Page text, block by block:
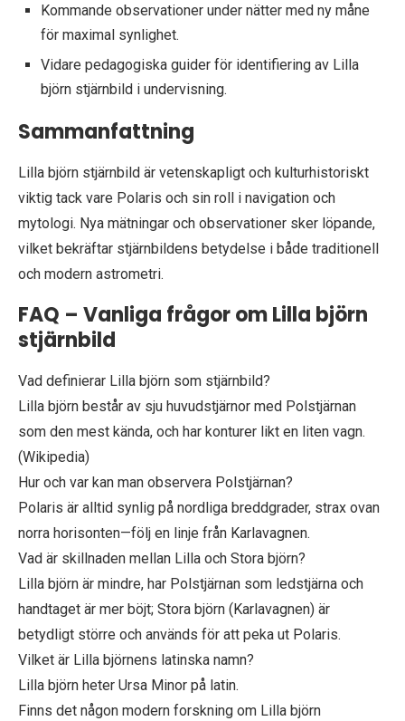
Kommande observationer under nätter med ny måne
för maximal synlighet.
Vidare pedagogiska guider för identifiering av Lilla
björn stjärnbild i undervisning.
Sammanfattning
Lilla björn stjärnbild är vetenskapligt och kulturhistoriskt
viktig tack vare Polaris och sin roll i navigation och
mytologi. Nya mätningar och observationer sker löpande,
vilket bekräftar stjärnbildens betydelse i både traditionell
och modern astrometri.
FAQ – Vanliga frågor om Lilla björn
stjärnbild
Vad definierar Lilla björn som stjärnbild?
Lilla björn består av sju huvudstjärnor med Polstjärnan
som den mest kända, och har konturer likt en liten vagn.
(Wikipedia)
Hur och var kan man observera Polstjärnan?
Polaris är alltid synlig på nordliga breddgrader, strax ovan
norra horisonten—följ en linje från Karlavagnen.
Vad är skillnaden mellan Lilla och Stora björn?
Lilla björn är mindre, har Polstjärnan som ledstjärna och
handtaget är mer böjt; Stora björn (Karlavagnen) är
betydligt större och används för att peka ut Polaris.
Vilket är Lilla björnens latinska namn?
Lilla björn heter Ursa Minor på latin.
Finns det någon modern forskning om Lilla björn